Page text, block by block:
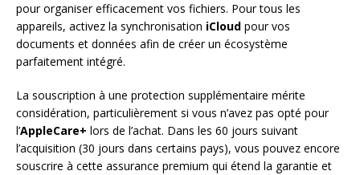
pour organiser efficacement vos fichiers. Pour tous les
appareils, activez la synchronisation iCloud pour vos
documents et données afin de créer un écosystème
parfaitement intégré.
La souscription à une protection supplémentaire mérite
considération, particulièrement si vous n’avez pas opté pour
l’AppleCare+ lors de l’achat. Dans les 60 jours suivant
l’acquisition (30 jours dans certains pays), vous pouvez encore
souscrire à cette assurance premium qui étend la garantie et